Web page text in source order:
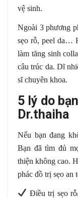
vệ sinh.
Ngoài 3 phương
sẹo rỗ, peel da…
làm tăng sinh
câu trúc da. Dĩ
sĩ chuyên khoa.
5 lý do
Dr.thaiha
Nếu bạn đang
Bạn đã tìm đủ
thiện không cao.
phác đồ trị sẹo an
Điều trị sẹo